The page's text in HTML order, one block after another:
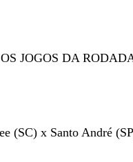
JOGOS DA
(SC) x Santo André